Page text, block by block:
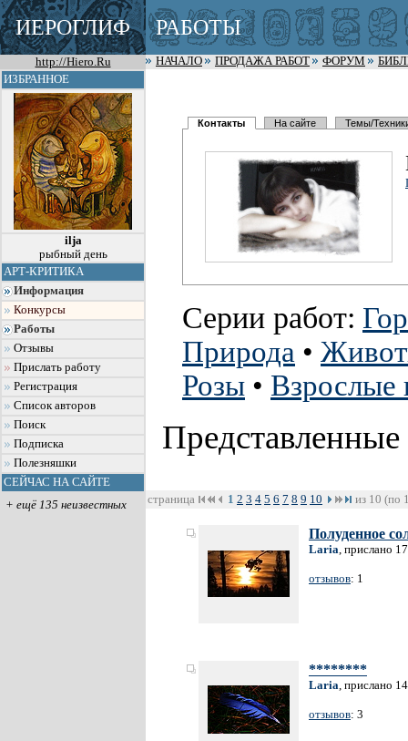
ИЕРОГЛИФ РАБОТЫ
http://Hiero.Ru НАЧАЛО ПРОДАЖА РАБОТ ФОРУМ
ИЗБРАННОЕ
ilja
рыбный день
АРТ-КРИТИКА
Информация
Конкурсы
Работы
Отзывы
Прислать работу
Регистрация
Список авторов
Поиск
Подписка
Полезняшки
СЕЙЧАС НА САЙТЕ
+ ещё 135 неизвестных
Контакты На сайте Темы/
Серии работ:
Природа •
Розы • Взрослые
страница 1 2 3 4 5 6 7 8 9 10 из 10 (по
Полуденное
Laria, прислано
отзывов: 1
********
Laria, прислано
отзывов: 3